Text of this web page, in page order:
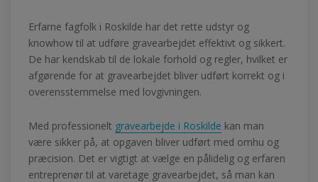
Erfarne fagfolk i Roskilde har det rette udstyr og
knowhow til at udføre gravearbejdet effektivt og sikkert.
De har kendskab til de lokale forhold og regler, hvilket er
afgørende for at gravearbejdet bliver udført korrekt og i
overensstemmelse med lovgivningen.
Med professionelt gravearbejde i Roskilde kan man
være sikker på, at opgaven bliver udført med omhu og
præcision. Det er vigtigt at vælge en pålidelig og erfaren
entreprenør til at varetage gravearbejdet, så man kan